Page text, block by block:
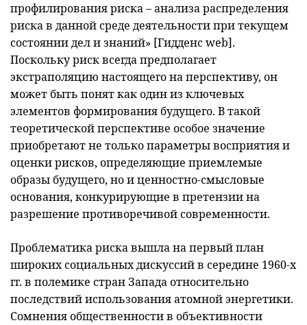
профилирования риска – анализа распределения
риска в данной среде деятельности при текущем
состоянии дел и знаний» [Гидденс web].
Поскольку риск всегда предполагает
экстраполяцию настоящего на перспективу, он
может быть понят как один из ключевых
элементов формирования будущего. В такой
теоретической перспективе особое значение
приобретают не только параметры восприятия и
оценки рисков, определяющие приемлемые
образы будущего, но и ценностно-смысловые
основания, конкурирующие в претензии на
разрешение противоречивой современности.
Проблематика риска вышла на первый план
широких социальных дискуссий в середине 1960-х
гг. в полемике стран Запада относительно
последствий использования атомной энергетики.
Сомнения общественности в объективности